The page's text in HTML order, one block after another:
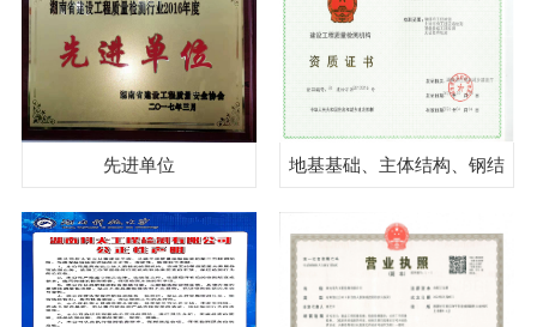
先进单位 地基基础、主体结构、钢结